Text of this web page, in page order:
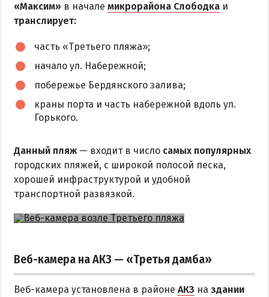
Маршрутки
РЕКОМЕНДАЦИИ ПО ВЫБОРУ ЖИЛЬЯ
Отдых в сентябре
Недорогой отдых
Отдых с бассейном
Отдых на первой линии
Квартиры посуточно
«Максим» в начале микрорайона Слободка и
транслирует:
часть «Третьего пляжа»;
начало ул. Набережной;
побережье Бердянского залива;
краны порта и часть набережной вдоль ул.
Горького.
Данный пляж — входит в число самых популярных
городских пляжей, с широкой полосой песка,
хорошей инфраструктурой и удобной
транспортной развязкой.
Веб-камера на АКЗ — «Третья дамба»
Веб-камера установлена в районе АКЗ на здании